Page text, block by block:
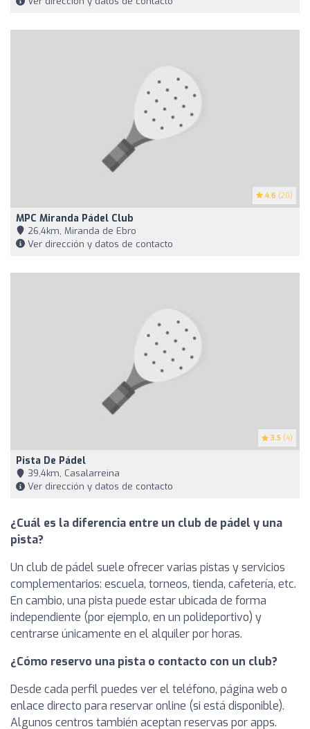
4.6 (20)
MPC Miranda Pádel Club
26,4km, Miranda de Ebro
Ver dirección y datos de contacto
3.5 (4)
Pista De Pádel
39,4km, Casalarreina
Ver dirección y datos de contacto
¿Cuál es la diferencia entre un club de pádel y una
pista?
Un club de pádel suele ofrecer varias pistas y servicios
complementarios: escuela, torneos, tienda, cafetería, etc.
En cambio, una pista puede estar ubicada de forma
independiente (por ejemplo, en un polideportivo) y
centrarse únicamente en el alquiler por horas.
¿Cómo reservo una pista o contacto con un club?
Desde cada perfil puedes ver el teléfono, página web o
enlace directo para reservar online (si está disponible).
Algunos centros también aceptan reservas por apps.